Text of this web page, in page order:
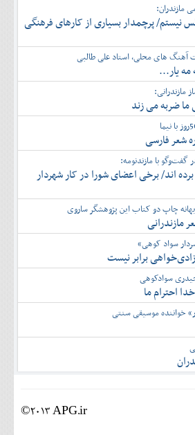
مازندران:
نیستم/ پرچمدار بسیاری از کارهای فرهنگی
آهنگ های محلی، استاد علی طالبی
مه یار...
مازندرانی:
ضربه می زند
شعر فارسی
با مازندنومه:
اند/ برخی اعضای شورا در کار شهردار
بهانه چاپ دو کتاب این پژوهشگر ساروی
مازندرانی
سواد کوهی»
برابر نیست
سوادکوهی
احترام ما
خواننده موسیقی سنتی
©2013 APG.ir